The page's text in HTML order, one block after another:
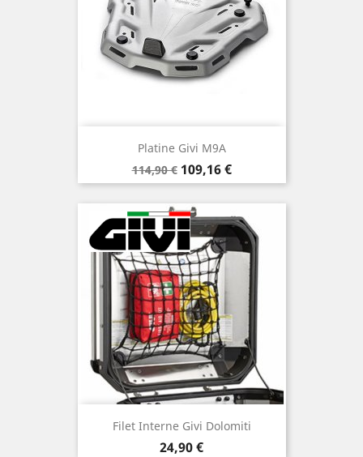
Platine Givi M9A
Prix
de
base
114,90 € Prix
109,16 €
Filet Interne Givi Dolomiti
Prix
24,90 €